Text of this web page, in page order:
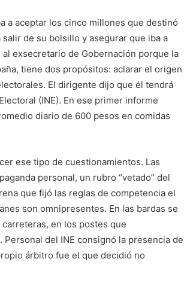
a aceptar los cinco millones que destinó
de su bolsillo y asegurar que iba a
exsecretario de Gobernación porque la
tiene dos propósitos: aclarar el origen
El dirigente dijo que él tendrá
(INE). En ese primer informe
diario de 600 pesos en comidas
ese tipo de cuestionamientos. Las
personal, un rubro “vetado” del
que fijó las reglas de competencia el
son omnipresentes. En las bardas se
carreteras, en los postes que
del INE consignó la presencia de
árbitro fue el que decidió no